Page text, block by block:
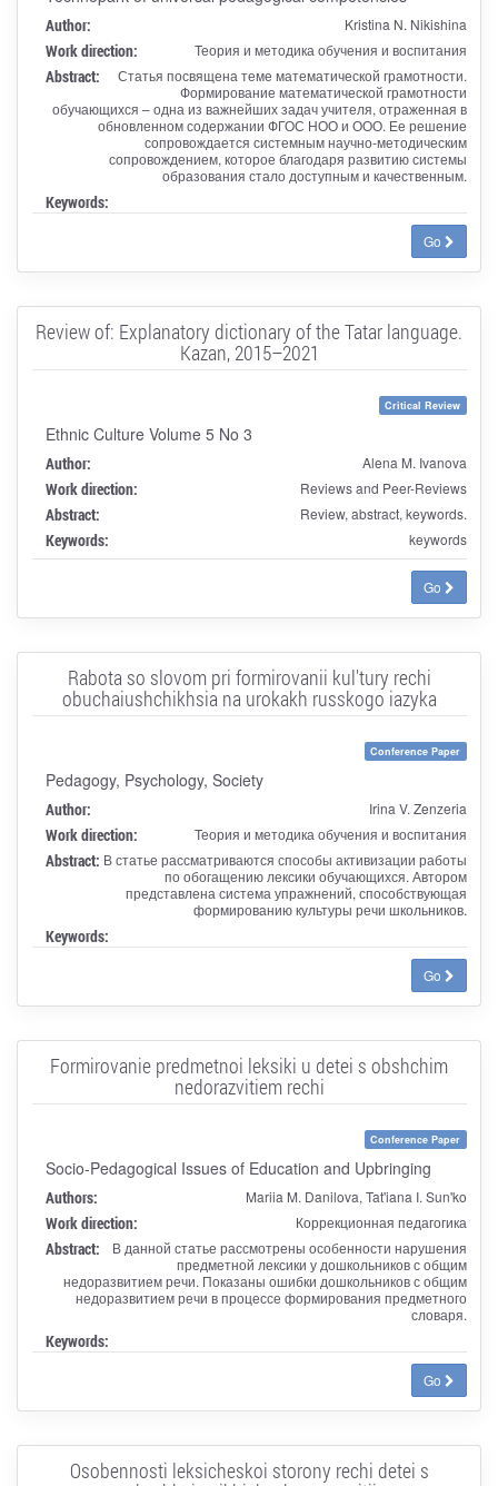
Author: Kristina N. Nikishina
Work direction: Теория и методика обучения и воспитания
Abstract:
Статья посвящена теме математической грамотности.
Формирование математической грамотности
обучающихся – одна из важнейших задач учителя, отраженная в
обновленном содержании ФГОС НОО и ООО. Ее решение
сопровождается системным научно-методическим
сопровождением, которое благодаря развитию системы
образования стало доступным и качественным.
Keywords:
Go
Review of: Explanatory dictionary of the Tatar language.
Kazan, 2015–2021
Critical Review
Ethnic Culture Volume 5 No 3
Author: Alena M. Ivanova
Work direction: Reviews and Peer-Reviews
Abstract: Review, abstract, keywords.
Keywords: keywords
Go
Rabota so slovom pri formirovanii kul'tury rechi
obuchaiushchikhsia na urokakh russkogo iazyka
Conference Paper
Pedagogy, Psychology, Society
Author: Irina V. Zenzeria
Work direction: Теория и методика обучения и воспитания
Abstract: В статье рассматриваются способы активизации работы
по обогащению лексики обучающихся. Автором
представлена система упражнений, способствующая
формированию культуры речи школьников.
Keywords:
Go
Formirovanie predmetnoi leksiki u detei s obshchim
nedorazvitiem rechi
Conference Paper
Socio-Pedagogical Issues of Education and Upbringing
Authors: Mariia M. Danilova, Tat'iana I. Sun'ko
Work direction: Коррекционная педагогика
Abstract:
В данной статье рассмотрены особенности нарушения
предметной лексики у дошкольников с общим
недоразвитием речи. Показаны ошибки дошкольников с общим
недоразвитием речи в процессе формирования предметного
словаря.
Keywords:
Go
Osobennosti leksicheskoi storony rechi detei s